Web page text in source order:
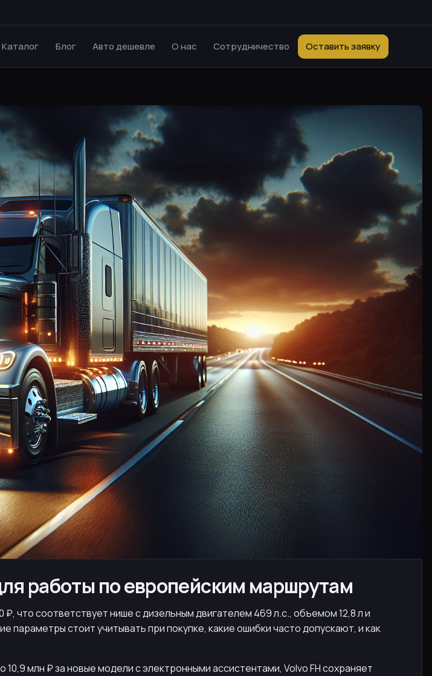
Каталог Блог Авто дешевле О нас Сотрудничество Оставить заявку
работы по европейским маршрутам
что соответствует нише с дизельным двигателем 469 л.с., объемом 12,8 л и
параметры стоит учитывать при покупке, какие ошибки часто допускают, и как
млн ₽ за новые модели с электронными ассистентами, Volvo FH сохраняет